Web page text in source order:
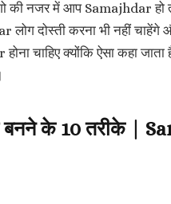
की नजर में आप Samajhdar
दोस्ती करना भी नहीं
चाहिए क्योंकि ऐसा कहा
के 10 तरीके |